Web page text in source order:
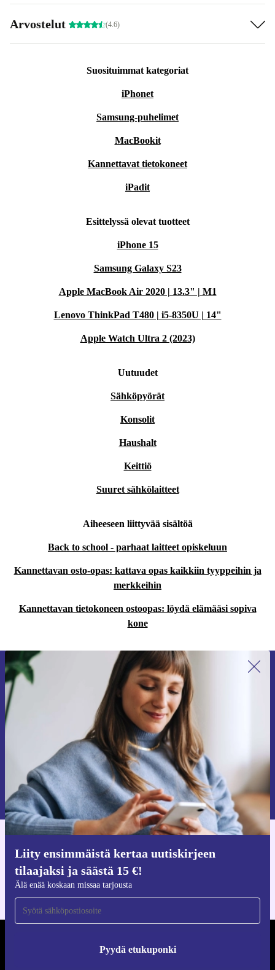
Arvostelut (4.6)
Suosituimmat kategoriat
iPhonet
Samsung-puhelimet
MacBookit
Kannettavat tietokoneet
iPadit
Esittelyssä olevat tuotteet
iPhone 15
Samsung Galaxy S23
Apple MacBook Air 2020 | 13.3" | M1
Lenovo ThinkPad T480 | i5-8350U | 14"
Apple Watch Ultra 2 (2023)
Uutuudet
Sähköpyörät
Konsolit
Haushalt
Keittiö
Suuret sähkölaitteet
Aiheeseen liittyvää sisältöä
Back to school - parhaat laitteet opiskeluun
Kannettavan osto-opas: kattava opas kaikkiin tyyppeihin ja
merkkeihin
Kannettavan tietokoneen ostoopas: löydä elämääsi sopiva
kone
Liity ensimmäistä kertaa uutiskirjeen
tilaajaksi ja säästä 15 €!
Älä enää koskaan missaa tarjousta
Pyydä etukuponki
Liity ensimmäistä kertaa uutiskirjeen
tilaajaksi ja säästä 15 €!
Älä missaa enää yhtäkään tarjousta.
Pyydä etukuponki
Lisätietoja henkilötietojen käytöstä löydättietosuojaselosteestamme.
iOS:lle ja Androidille